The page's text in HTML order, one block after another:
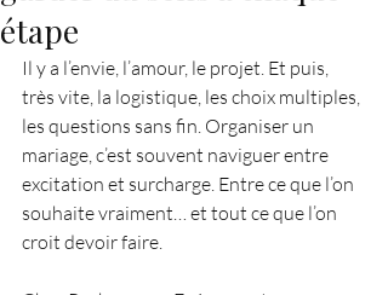
étape
Il y a l’envie, l’amour, le projet. Et puis,
très vite, la logistique, les choix multiples,
les questions sans fin. Organiser un
mariage, c’est souvent naviguer entre
excitation et surcharge. Entre ce que l’on
souhaite vraiment… et tout ce que l’on
croit devoir faire.